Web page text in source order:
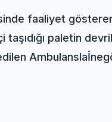
faaliyet
paletin
Ambulansla